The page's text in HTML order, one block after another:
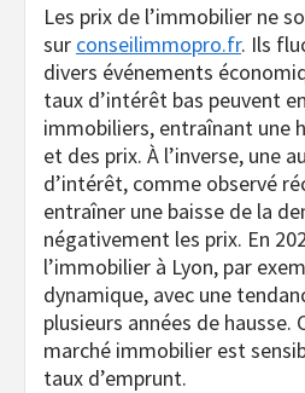
Les prix de l’immobilier ne
sur conseilimmopro.fr. Ils
divers événements
taux d’intérêt bas peuvent
immobiliers, entraînant une
et des prix. À l’inverse, une
d’intérêt, comme observé
entraîner une baisse de la
négativement les prix. En
l’immobilier à Lyon, par
dynamique, avec une
plusieurs années de hausse.
marché immobilier est
taux d’emprunt.